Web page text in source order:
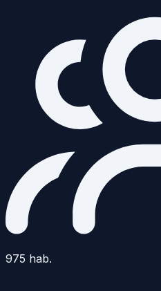
975 hab.